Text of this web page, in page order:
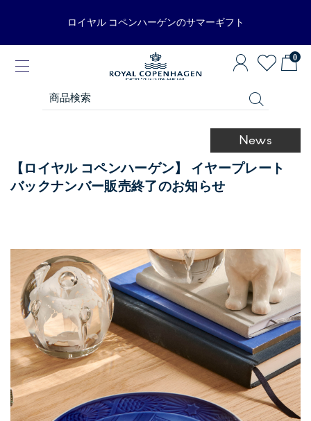
ロイヤル コペンハーゲンのサマーギフト
0
News
【ロイヤル コペンハーゲン】 イヤープレート
バックナンバー販売終了のお知らせ